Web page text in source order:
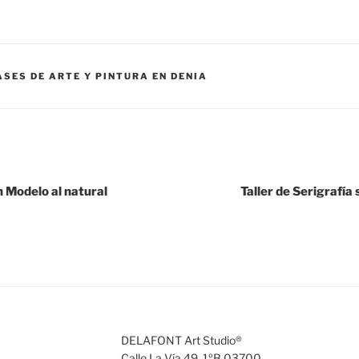
DE ARTE Y PINTURA EN DENIA
Modelo al natural Taller de Serigrafía
DELAFONT Art Studio®